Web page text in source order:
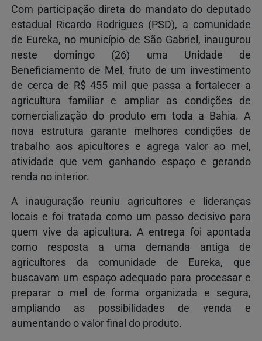
Com participação direta do mandato do deputado
estadual Ricardo Rodrigues (PSD), a comunidade
de Eureka, no município de São Gabriel, inaugurou
neste domingo (26) uma Unidade de
Beneficiamento de Mel, fruto de um investimento
de cerca de R$ 455 mil que passa a fortalecer a
agricultura familiar e ampliar as condições de
comercialização do produto em toda a Bahia. A
nova estrutura garante melhores condições de
trabalho aos apicultores e agrega valor ao mel,
atividade que vem ganhando espaço e gerando
renda no interior.
A inauguração reuniu agricultores e lideranças
locais e foi tratada como um passo decisivo para
quem vive da apicultura. A entrega foi apontada
como resposta a uma demanda antiga de
agricultores da comunidade de Eureka, que
buscavam um espaço adequado para processar e
preparar o mel de forma organizada e segura,
ampliando as possibilidades de venda e
aumentando o valor final do produto.